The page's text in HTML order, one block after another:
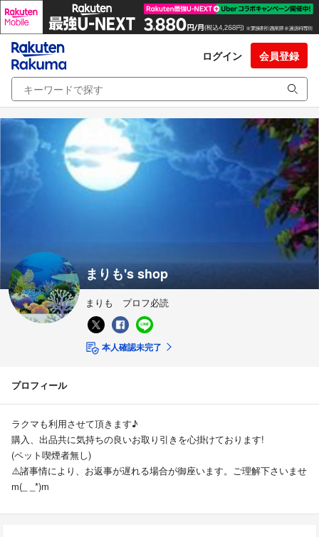
ログイン 会員登録
まりも's shop
まりも プロフ必読
本人確認未完了
プロフィール
ラクマも利用させて頂きます♪
購入、出品共に気持ちの良いお取り引きを心掛けております!
(ペット喫煙者無し)
⚠️諸事情により、お返事が遅れる場合が御座います。ご理解下さいませ
m(_ _*)m